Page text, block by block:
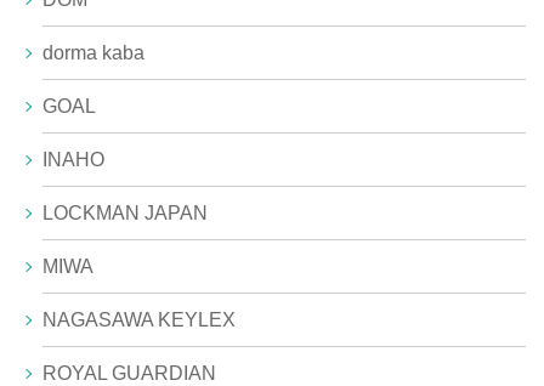
dorma kaba
GOAL
INAHO
LOCKMAN JAPAN
MIWA
NAGASAWA KEYLEX
ROYAL GUARDIAN